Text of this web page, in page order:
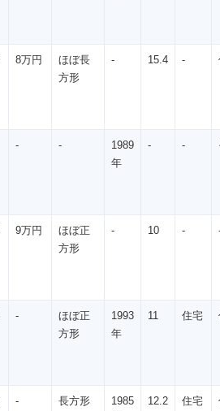
8万円
ほぼ長
方形
- 15.4 -
- -
1989
年
- -
9万円
ほぼ正
方形
- 10 -
-
ほぼ正
方形
1993
年
11 住宅
- 長方形
1985
12.2 住宅